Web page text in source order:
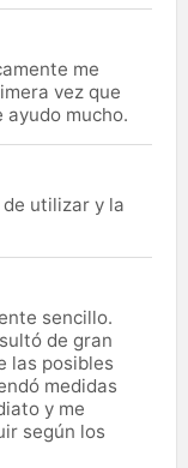
me
vez que
ayudo mucho.
utilizar y la
sencillo.
de gran
las posibles
medidas
y me
según los